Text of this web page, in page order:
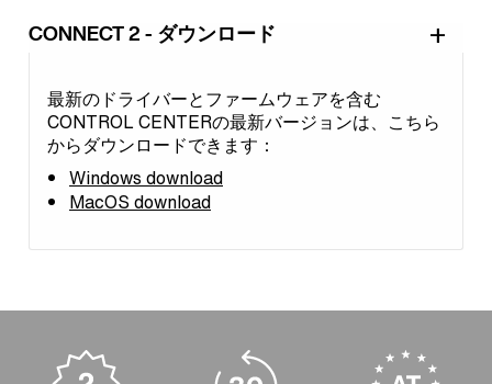
CONNECT 2 - ダウンロード
最新のドライバーとファームウェアを含む
CONTROL CENTERの最新バージョンは、こちら
からダウンロードできます：
Windows download
MacOS download